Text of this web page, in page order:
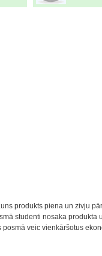
produkts piena un zivju
studenti nosaka produkta
veic vienkāršotus